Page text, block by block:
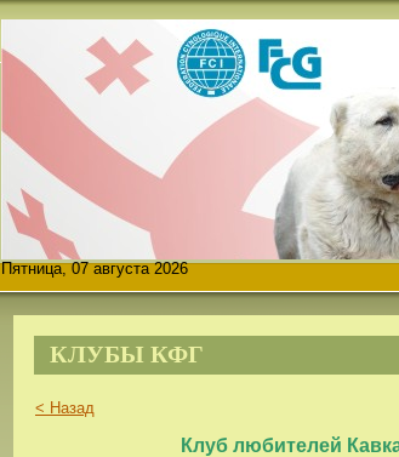
Пятница, 07 августа 2026
КЛУБЫ КФГ
< Назад
Клуб любителей